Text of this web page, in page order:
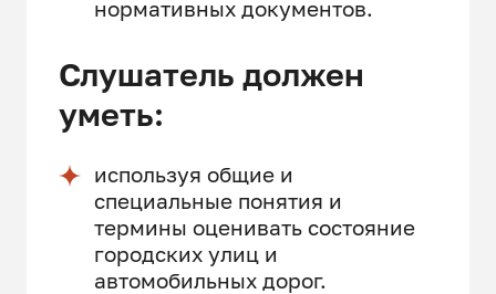
нормативных документов.
Слушатель должен
уметь:
используя общие и
специальные понятия и
термины оценивать состояние
городских улиц и
автомобильных дорог.